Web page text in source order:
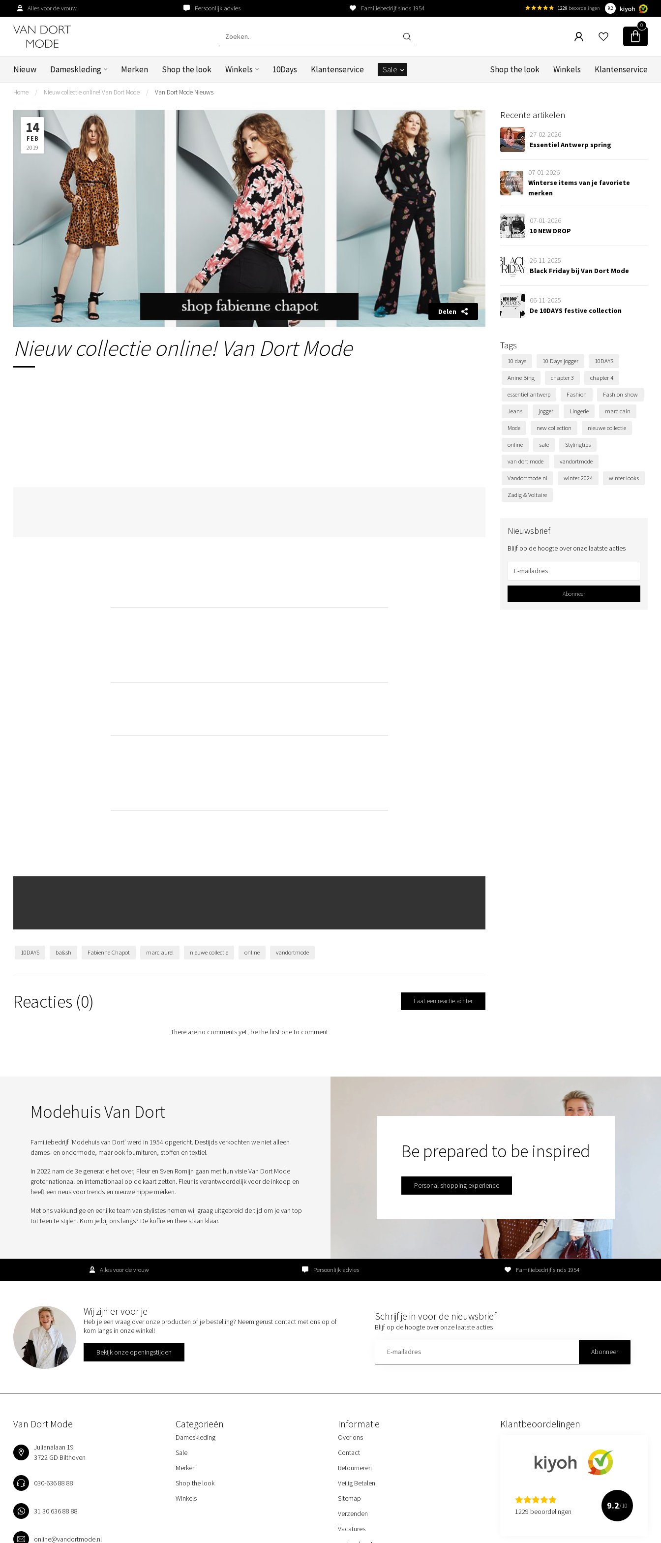
Alles voor de vrouw Persoonlijk advies Familiebedrijf sinds 1954 1229 beoordelingen 9.2
0
Nieuw Dameskleding Merken Shop the look Winkels 10Days Klantenservice Sale Shop the look Winkels Klantenservice
Home / Nieuw collectie online! Van Dort Mode / Van Dort Mode Nieuws
14
FEB
2019
Delen
Nieuw collectie online! Van Dort Mode
10DAYS ba&sh Fabienne Chapot marc aurel nieuwe collectie online vandortmode
Reacties (0) Laat een reactie achter
There are no comments yet, be the first one to comment
Recente artikelen
27-02-2026
Essentiel Antwerp spring
07-01-2026
Winterse items van je favoriete
merken
07-01-2026
10 NEW DROP
26-11-2025
Black Friday bij Van Dort Mode
06-11-2025
De 10DAYS festive collection
Tags
10 days 10 Days jogger 10DAYS
Anine Bing chapter 3 chapter 4
essentiel antwerp Fashion Fashion show
Jeans jogger Lingerie marc cain
Mode new collection nieuwe collectie
online sale Stylingtips
van dort mode vandortmode
Vandortmode.nl winter 2024 winter looks
Zadig & Voltaire
Nieuwsbrief
Blijf op de hoogte over onze laatste acties
Abonneer
Modehuis Van Dort
Familiebedrijf ‘Modehuis van Dort’ werd in 1954 opgericht. Destijds verkochten we niet alleen
dames- en ondermode, maar ook fournituren, stoffen en textiel.
In 2022 nam de 3e generatie het over, Fleur en Sven Romijn gaan met hun visie Van Dort Mode
groter nationaal en internationaal op de kaart zetten. Fleur is verantwoordelijk voor de inkoop en
heeft een neus voor trends en nieuwe hippe merken.
Met ons vakkundige en eerlijke team van stylistes nemen wij graag uitgebreid de tijd om je van top
tot teen te stijlen. Kom je bij ons langs? De koffie en thee staan klaar.
Be prepared to be inspired
Personal shopping experience
Alles voor de vrouw Persoonlijk advies Familiebedrijf sinds 1954
Wij zijn er voor je
Heb je een vraag over onze producten of je bestelling? Neem gerust contact met ons op of
kom langs in onze winkel!
Bekijk onze openingstijden
Schrijf je in voor de nieuwsbrief
Blijf op de hoogte over onze laatste acties
Abonneer
Van Dort Mode
Julianalaan 19
3722 GD Bilthoven
030-636 88 88
31 30 636 88 88
online@vandortmode.nl
Categorieën
Dameskleding
Sale
Merken
Shop the look
Winkels
Informatie
Over ons
Contact
Retourneren
Veilig Betalen
Sitemap
Verzenden
Vacatures
Klantbeoordelingen
1229 beoordelingen
9.2/10